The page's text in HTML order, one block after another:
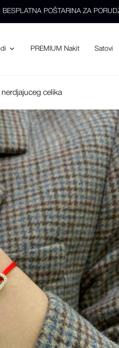
BESPLATNA POŠTARINA ZA
PREMIUM Nakit Satovi
celika